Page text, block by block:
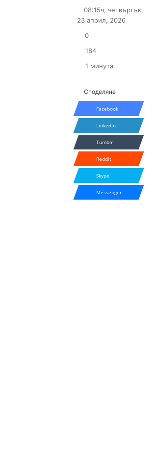
X email
08:15ч, четвъртък,
23 април, 2026
0
184
1 минута
Споделяне
Facebook
LinkedIn
Tumblr
Reddit
Skype
Messenger